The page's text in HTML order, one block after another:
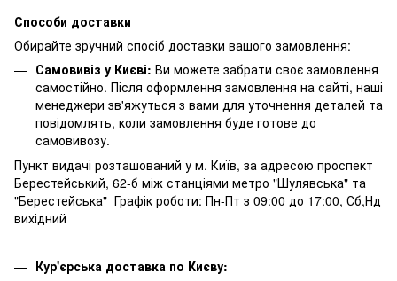
Способи доставки
Обирайте зручний спосіб доставки вашого замовлення:
Самовивіз у Києві: Ви можете забрати своє замовлення
самостійно. Після оформлення замовлення на сайті, наші
менеджери зв'яжуться з вами для уточнення деталей та
повідомлять, коли замовлення буде готове до
самовивозу.
Пункт видачі розташований у м. Київ, за адресою проспект
Берестейський, 62-б між станціями метро "Шулявська" та
"Берестейська" Графік роботи: Пн-Пт з 09:00 до 17:00, Сб,Нд
вихідний
Кур'єрська доставка по Києву: